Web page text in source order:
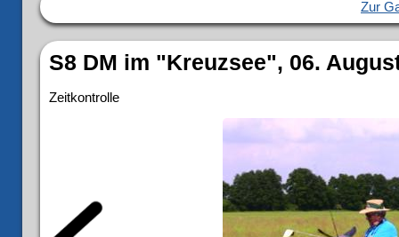
Zur
S8 DM im "Kreuzsee", 06.
Zeitkontrolle